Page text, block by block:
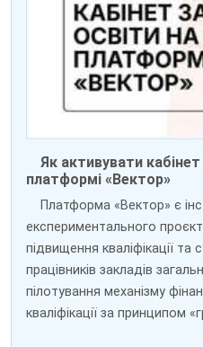
Як активувати
платформі «Вектор»
Платформа «Вектор» є
експериментального
підвищення кваліфікації та
працівників закладів
пілотування механізму
кваліфікації за принципом